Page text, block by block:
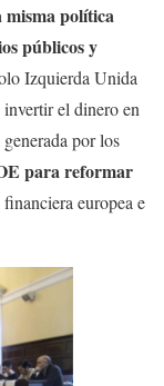
misma política
públicos y
Izquierda Unida
el dinero en
por los
para reformar
europea e